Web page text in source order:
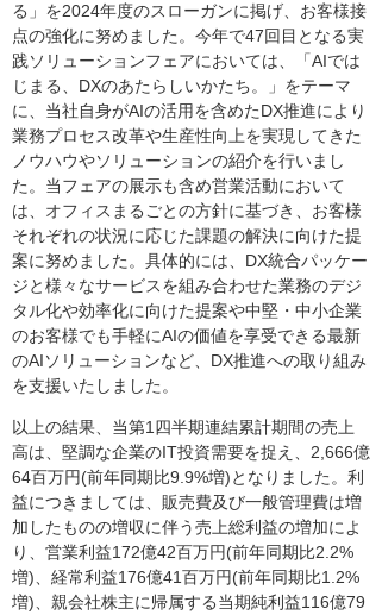
る」を2024年度のスローガンに掲げ、お客様接
点の強化に努めました。今年で47回目となる実
践ソリューションフェアにおいては、「AIでは
じまる、DXのあたらしいかたち。」をテーマ
に、当社自身がAIの活用を含めたDX推進により
業務プロセス改革や生産性向上を実現してきた
ノウハウやソリューションの紹介を行いまし
た。当フェアの展示も含め営業活動において
は、オフィスまるごとの方針に基づき、お客様
それぞれの状況に応じた課題の解決に向けた提
案に努めました。具体的には、DX統合パッケー
ジと様々なサービスを組み合わせた業務のデジ
タル化や効率化に向けた提案や中堅・中小企業
のお客様でも手軽にAIの価値を享受できる最新
のAIソリューションなど、DX推進への取り組み
を支援いたしました。
以上の結果、当第1四半期連結累計期間の売上
高は、堅調な企業のIT投資需要を捉え、2,666億
64百万円(前年同期比9.9%増)となりました。利
益につきましては、販売費及び一般管理費は増
加したものの増収に伴う売上総利益の増加によ
り、営業利益172億42百万円(前年同期比2.2%
増)、経常利益176億41百万円(前年同期比1.2%
増)、親会社株主に帰属する当期純利益116億79